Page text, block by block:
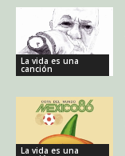
La vida es una
canción
La vida es una